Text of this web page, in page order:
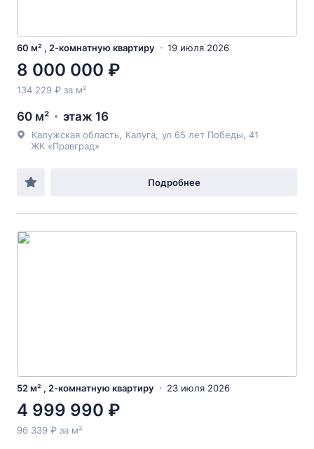
60 м² , 2-комнатную квартиру 19 июля 2026
8 000 000 ₽
134 229 ₽ за м²
60 м² этаж 16
Калужская область Калуга ул 65 лет Победы , 41
ЖК «Правград»
Подробнее
52 м² , 2-комнатную квартиру 23 июля 2026
4 999 990 ₽
96 339 ₽ за м²